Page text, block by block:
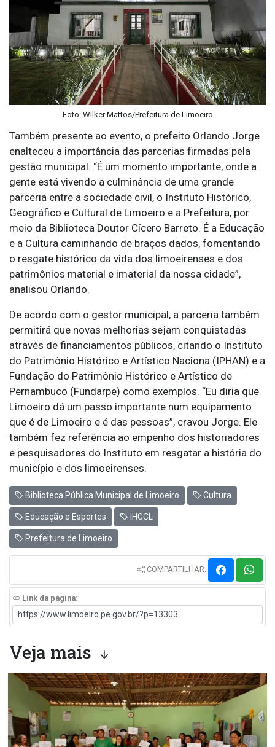
Foto: Wilker Mattos/Prefeitura de Limoeiro
Também presente ao evento, o prefeito Orlando Jorge
enalteceu a importância das parcerias firmadas pela
gestão municipal. “É um momento importante, onde a
gente está vivendo a culminância de uma grande
parceria entre a sociedade civil, o Instituto Histórico,
Geográfico e Cultural de Limoeiro e a Prefeitura, por
meio da Biblioteca Doutor Cícero Barreto. É a Educação
e a Cultura caminhando de braços dados, fomentando
o resgate histórico da vida dos limoeirenses e dos
patrimônios material e imaterial da nossa cidade”,
analisou Orlando.
De acordo com o gestor municipal, a parceria também
permitirá que novas melhorias sejam conquistadas
através de financiamentos públicos, citando o Instituto
do Patrimônio Histórico e Artístico Naciona (IPHAN) e a
Fundação do Patrimônio Histórico e Artístico de
Pernambuco (Fundarpe) como exemplos. “Eu diria que
Limoeiro dá um passo importante num equipamento
que é de Limoeiro e é das pessoas”, cravou Jorge. Ele
também fez referência ao empenho dos historiadores
e pesquisadores do Instituto em resgatar a história do
município e dos limoeirenses.
Biblioteca Pública Municipal de Limoeiro Cultura
Educação e Esportes IHGCL
Prefeitura de Limoeiro
COMPARTILHAR:
Link da página:
Veja mais